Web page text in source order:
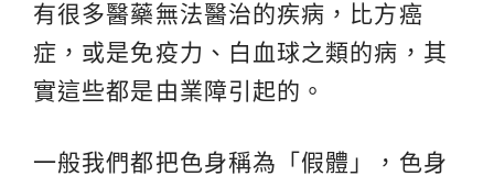
有很多醫藥無法醫治的疾病，比方癌
症，或是免疫力、白血球之類的病，其
實這些都是由業障引起的。
一般我們都把色身稱為「假體」，色身